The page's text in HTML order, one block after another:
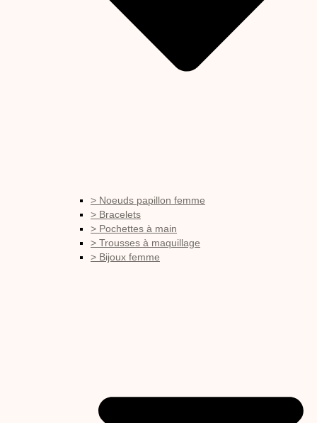
> Noeuds papillon femme
> Bracelets
> Pochettes à main
> Trousses à maquillage
> Bijoux femme